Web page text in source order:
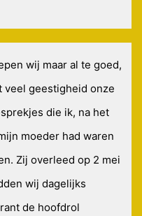
wij maar al te goed,
veel geestigheid onze
die ik, na het
moeder had waren
Zij overleed op 2 mei
wij dagelijks
de hoofdrol